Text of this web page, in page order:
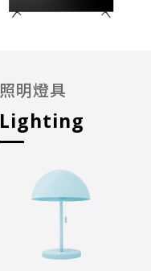
照明燈具
Lighting